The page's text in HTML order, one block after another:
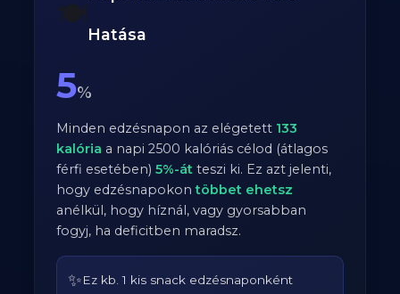
🍽️
Hatása
5%
Minden edzésnapon az elégetett 133
kalória a napi2500 kalóriás célod (átlagos
férfi esetében)5%-át teszi ki. Ez azt jelenti,
hogy edzésnapokontöbbet ehetsz
anélkül, hogy híznál, vagy gyorsabban
fogyj, ha deficitben maradsz.
✨Ez kb. 1 kis snack edzésnaponként